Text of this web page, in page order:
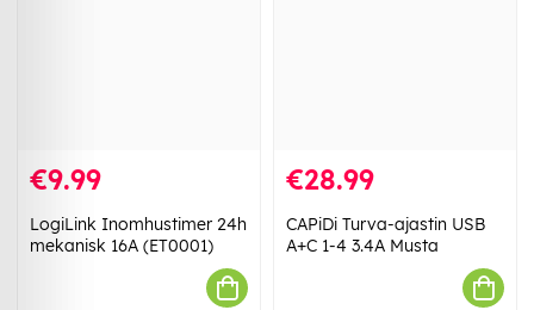
€9.99
LogiLink Inomhustimer 24h
mekanisk 16A (ET0001)
€28.99
CAPiDi Turva-ajastin USB
A+C 1-4 3.4A Musta